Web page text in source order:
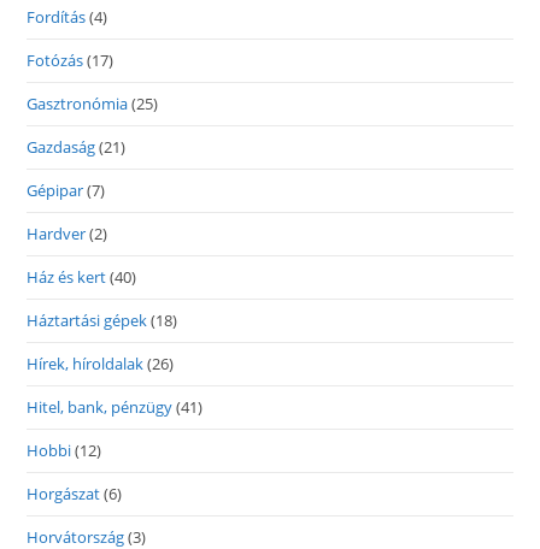
Fordítás(4)
Fotózás(17)
Gasztronómia(25)
Gazdaság(21)
Gépipar(7)
Hardver(2)
Ház és kert(40)
Háztartási gépek(18)
Hírek, híroldalak(26)
Hitel, bank, pénzügy(41)
Hobbi(12)
Horgászat(6)
Horvátország(3)